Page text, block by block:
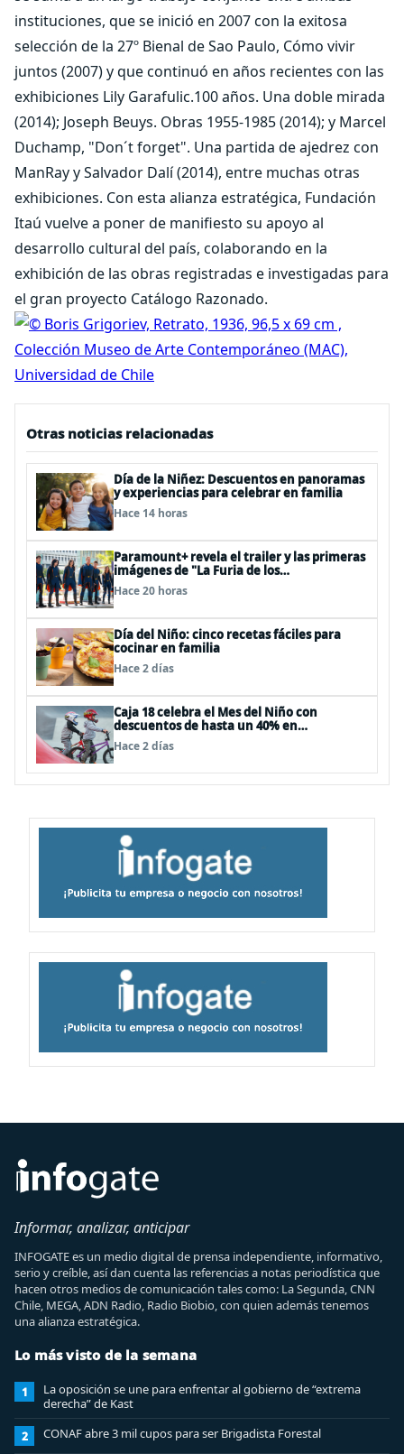
instituciones, que se inició en 2007 con la exitosa
selección de la 27º Bienal de Sao Paulo, Cómo vivir
juntos (2007) y que continuó en años recientes con las
exhibiciones Lily Garafulic.100 años. Una doble mirada
(2014); Joseph Beuys. Obras 1955-1985 (2014); y Marcel
Duchamp, "Don´t forget". Una partida de ajedrez con
ManRay y Salvador Dalí (2014), entre muchas otras
exhibiciones. Con esta alianza estratégica, Fundación
Itaú vuelve a poner de manifiesto su apoyo al
desarrollo cultural del país, colaborando en la
exhibición de las obras registradas e investigadas para
el gran proyecto Catálogo Razonado.
Otras noticias relacionadas
Día de la Niñez: Descuentos en panoramas
y experiencias para celebrar en familia
Hace 14 horas
Paramount+ revela el trailer y las primeras
imágenes de "La Furia de los
Thundermans"
Hace 20 horas
Día del Niño: cinco recetas fáciles para
cocinar en familia
Hace 2 días
Caja 18 celebra el Mes del Niño con
descuentos de hasta un 40% en
panoramas, cine, shows y streaming
Hace 2 días
Informar, analizar, anticipar
INFOGATE es un medio digital de prensa independiente, informativo,
serio y creíble, así dan cuenta las referencias a notas periodística que
hacen otros medios de comunicación tales como: La Segunda, CNN
Chile, MEGA, ADN Radio, Radio Biobio, con quien además tenemos
una alianza estratégica.
Lo más visto de la semana
1
La oposición se une para enfrentar al gobierno de “extrema
derecha” de Kast
2 CONAF abre 3 mil cupos para ser Brigadista Forestal